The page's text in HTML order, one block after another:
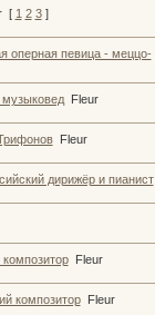
[ 1 2 3 ]
оперная певица - меццо-
музыковед Fleur
Fleur
дирижёр и пианист
Fleur
композитор Fleur